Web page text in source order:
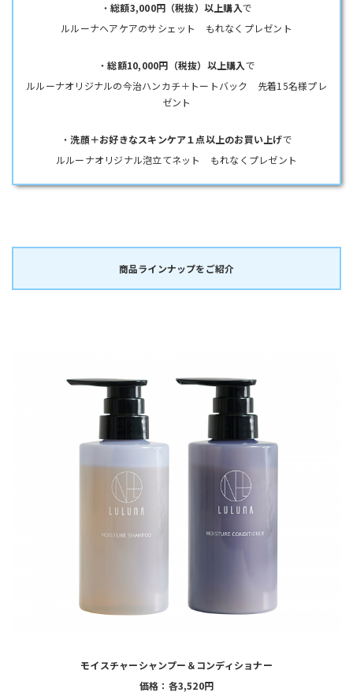
・総額3,000円（税抜）以上購入で
ルルーナヘアケアのサシェット もれなくプレゼント
・総額10,000円（税抜）以上購入で
ルルーナオリジナルの今治ハンカチ＋トートバック 先着15名様プレ
ゼント
・洗顔＋お好きなスキンケア１点以上のお買い上げで
ルルーナオリジナル泡立てネット もれなくプレゼント
商品ラインナップをご紹介
モイスチャーシャンプー＆コンディショナー
価格：各3,520円